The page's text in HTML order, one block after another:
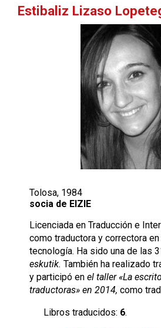
Estibaliz Lizaso
Tolosa, 1984
socia de EIZIE
Licenciada en Traducción e
como traductora y correctora
tecnología. Ha sido una de las
eskutik. También ha realizado
y participó en el taller «La
traductoras» en 2014, como
Libros traducidos: 6.